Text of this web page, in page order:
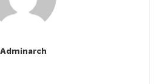
Adminarch